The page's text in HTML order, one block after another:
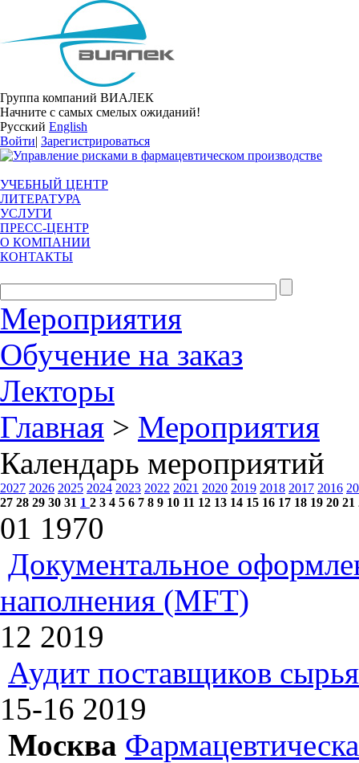
Группа компаний ВИАЛЕК
Начните с самых смелых ожиданий!
Русский English
Войти| Зарегистрироваться
УЧЕБНЫЙ ЦЕНТР
ЛИТЕРАТУРА
УСЛУГИ
ПРЕСС-ЦЕНТР
О КОМПАНИИ
КОНТАКТЫ
Мероприятия
Обучение на заказ
Лекторы
Главная > Мероприятия
Календарь мероприятий
2027 2026 2025 2024 2023 2022 2021 2020 2019 2018 2017 2016
27 28 29 30 31 1 2 3 4 5 6 7 8 9 10 11 12 13 14 15 16 17 18 19 20 21
01 1970
Документальное
наполнения (MFT)
12 2019
Аудит поставщиков
15-16 2019
Москва